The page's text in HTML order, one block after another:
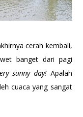
cerah kembali,
banget dari pagi
sunny day! Apalah
cuaca yang sangat